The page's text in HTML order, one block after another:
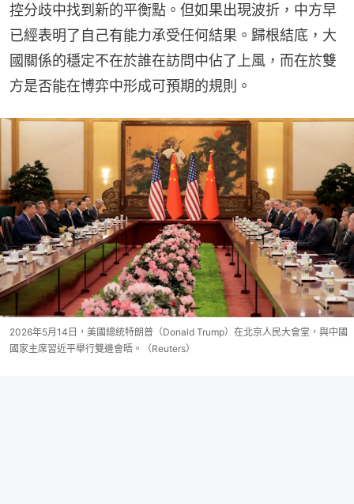
控分歧中找到新的平衡點。但如果出現波折，中方早
已經表明了自己有能力承受任何結果。歸根結底，大
國關係的穩定不在於誰在訪問中佔了上風，而在於雙
方是否能在博弈中形成可預期的規則。
2026年5月14日，美國總統特朗普（Donald Trump）在北京人民大會堂，與中國
國家主席習近平舉行雙邊會晤。（Reuters）